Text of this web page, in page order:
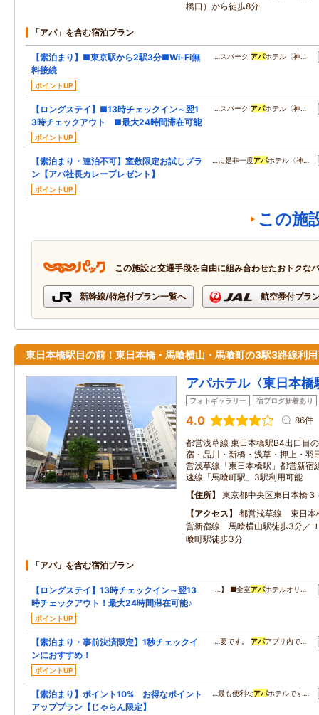
橋口）から徒歩8分
「アパ」を含む宿泊プラン
【素泊まり】■東京駅から2駅3分■Wi-Fi無
料接続
ポイントUP
…スパーク アパホテル〈神…
【ロングステイ】■13時チェックイン～翌1
3時チェックアウト ■最大24時間滞在可能
ポイントUP
…スパーク アパホテル〈神…
【素泊まり・連泊不可】室数限定お試しプラ
ン【アパ社長カレープレゼント】
ポイントUP
…に是非一度アパホテル〈神…
この施
この施設と交通手段を自由に組み合わせたおトクな
新幹線/特急付プラン一覧へ 航空券付プラ
東日本橋駅目の前！東日本橋・馬喰横山・馬喰町の3駅3路線利
アパホテル〈東日本橋
フォトギャラリー 宿ブログ新着あり
4.0 86件
都営浅草線 東日本橋駅B4出口目
宿・品川・新橋・浅草・押上・羽
営浅草線「東日本橋駅」都営新宿
速線「馬喰町駅」3駅利用可能
住所
東京都中央区東日本橋３
アクセス
都営浅草線 東日本
営新宿線 馬喰横山駅徒歩3分／
喰町駅徒歩3分
「アパ」を含む宿泊プラン
【ロングステイ】13時チェックイン～翌13
時チェックアウト！最大24時間滞在可能♪
ポイントUP
…】 ■全室アパホテルオリ…
【素泊まり・事前決済限定】1秒チェックイ
ンにおすすめ！
ポイントUP
…要です。 アパアプリ内で…
【素泊まり】ポイント10% お得なポイント
アッププラン【じゃらん限定】
…最も便利なアパホテルです…